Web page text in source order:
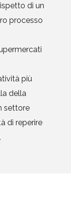
di un
processo
più
della
settore
di reperire